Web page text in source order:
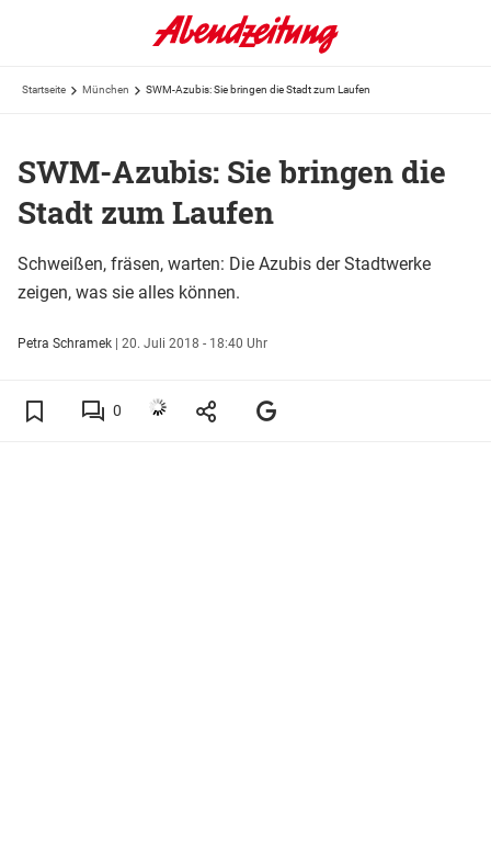
Startseite München SWM-Azubis: Sie bringen die Stadt zum Laufen
SWM-Azubis: Sie bringen die
Stadt zum Laufen
Schweißen, fräsen, warten: Die Azubis der Stadtwerke
zeigen, was sie alles können.
Petra Schramek | 20. Juli 2018 - 18:40 Uhr
0